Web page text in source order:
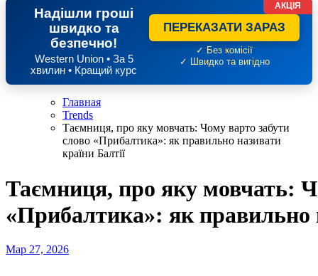
Надішли гроші
швидко та
безпечно!
Western Union • За 5
хвилин • Кращий курс
ПЕРЕКАЗАТИ ЗАРАЗ
✓ Без комісії
✓ Швидко та вигідно
АКЦІЯ
Главная
Trends
Таємниця, про яку мовчать: Чому варто забути
слово «Прибалтика»: як правильно називати
країни Балтії
Таємниця, про яку мовчать:
«Прибалтика»: як правильно
Мар 27, 2026